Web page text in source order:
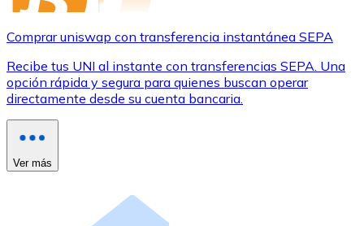
Comprar uniswap con transferencia instantánea SEPA
Recibe tus UNI al instante con transferencias SEPA. Una
opción rápida y segura para quienes buscan operar
directamente desde su cuenta bancaria.
Ver más